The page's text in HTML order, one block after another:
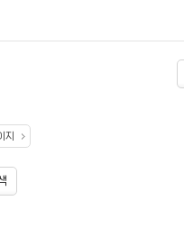
지